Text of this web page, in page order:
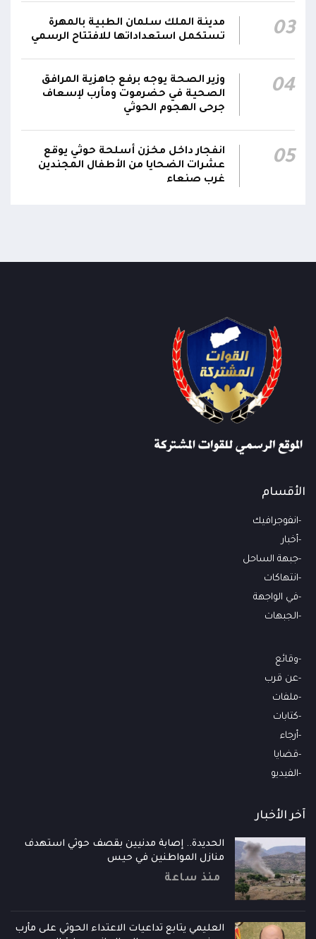
اللجنة الأمنية بحضرموت تدين هجوم مليشيا
الحوثي على القوات المسلحة وتؤكد استمرار
والاستقرار
23:05
جدد #المكتب_السياسي تمسكه بمواصلة النضال
واستعادة العاصمة صنعاء وإنهاء الانقلاب
03
مدينة الملك سلمان الطبية بالمهرة
تستكمل استعداداتها للافتتاح الرسمي
04
وزير الصحة يوجه برفع جاهزية المرافق
الصحية في حضرموت ومأرب لإسعاف
جرحى الهجوم الحوثي
05
انفجار داخل مخزن أسلحة حوثي يوقع
عشرات الضحايا من الأطفال المجندين
غرب صنعاء
الأقسام
انفوجرافيك
أخبار
جبهة الساحل
انتهاكات
في الواجهة
الجبهات
وقائع
عن قرب
ملفات
كتابات
أرجاء
قضايا
الفيديو
آخر الأخبار
الحديدة.. إصابة مدنيين بقصف حوثي استهدف
منازل المواطنين في حيس
منذ ساعة
العليمي يتابع تداعيات الاعتداء الحوثي على مأرب